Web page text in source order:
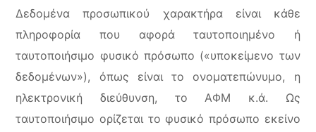
Δεδομένα προσωπικού χαρακτήρα είναι κάθε
πληροφορία που αφορά ταυτοποιημένο ή
ταυτοποιήσιμο φυσικό πρόσωπο («υποκείμενο των
δεδομένων»), όπως είναι το ονοματεπώνυμο, η
ηλεκτρονική διεύθυνση, το ΑΦΜ κ.ά. Ως
ταυτοποιήσιμο ορίζεται το φυσικό πρόσωπο εκείνο